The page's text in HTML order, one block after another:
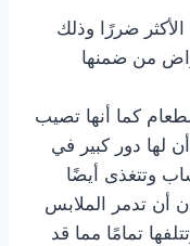
ضررًا وذلك
من ضمنها
كما أنها تصيب
لها دور كبير في
وتتغذى أيضًا
أن تدمر الملابس
تمامًا مما قد